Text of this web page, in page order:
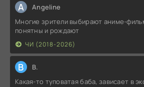
A Angeline
Многие зрители выбирают аниме-
понятны и рождают
ЧИ (2018-2026)
В В.
Какая-то туповатая баба, зависает в